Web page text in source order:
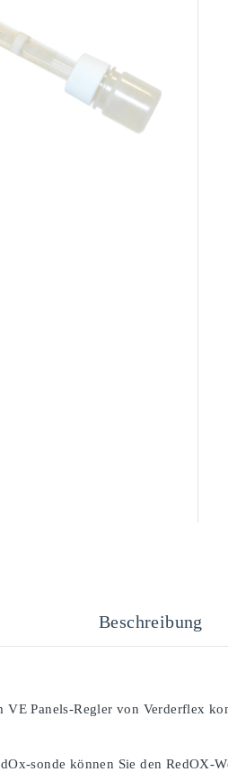
Beschreibung
VE Panels-Regler von Verderflex
sonde können Sie den RedOX-